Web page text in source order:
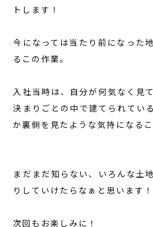
トします！
今になっては当たり前になった
るこの作業。
入社当時は、自分が何気なく見
決まりごとの中で建てられてい
か裏側を見たような気持になる
まだまだ知らない、いろんな土
りしていけたらなぁと思います！
次回もお楽しみに！